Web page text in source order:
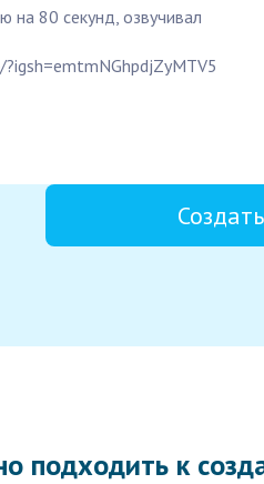
на 80 секунд, озвучивал
подходить к